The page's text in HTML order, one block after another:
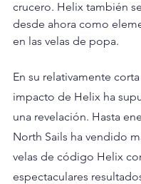
crucero. Helix también
desde ahora como
en las velas de popa.
En su relativamente
impacto de Helix ha
una revelación. Hasta
North Sails ha vendido
velas de código Helix
espectaculares